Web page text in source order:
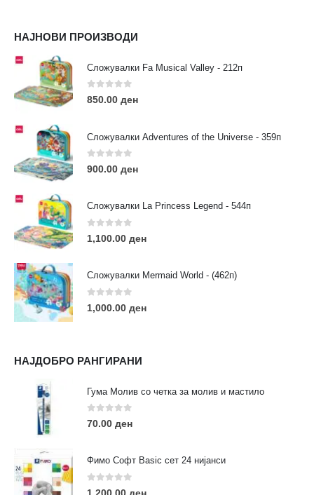
НАЈНОВИ ПРОИЗВОДИ
Сложувалки Fa Musical Valley - 212п
0out of 5
850.00 ден
Сложувалки Adventures of the Universe - 359п
0out of 5
900.00 ден
Сложувалки La Princess Legend - 544п
0 out of 5
1,100.00 ден
Сложувалки Mermaid World - (462п)
0 out of 5
1,000.00 ден
НАЈДОБРО РАНГИРАНИ
Гума Молив со четка за молив и мастило
0out of 5
70.00 ден
Фимо Софт Basic сет 24 нијанси
0 out of 5
АДРЕСА:
ул. 3та Македонска Бригада бр.46
ТЕЛЕФОН:
0038977640534
contact@moehobi.mk
РАБОТНО ВРЕМЕ:
Пон - Саб / 09:00 - 21:00
ЛИНКОВИ
Услови за користење
Големопродажба
Кариера
За нас
Нашите локации
ПОПУЛАРНИ ТАГОВИ
eurodanvest FIMO Креативни Сетови
markers
rapitografi sketch staedtler